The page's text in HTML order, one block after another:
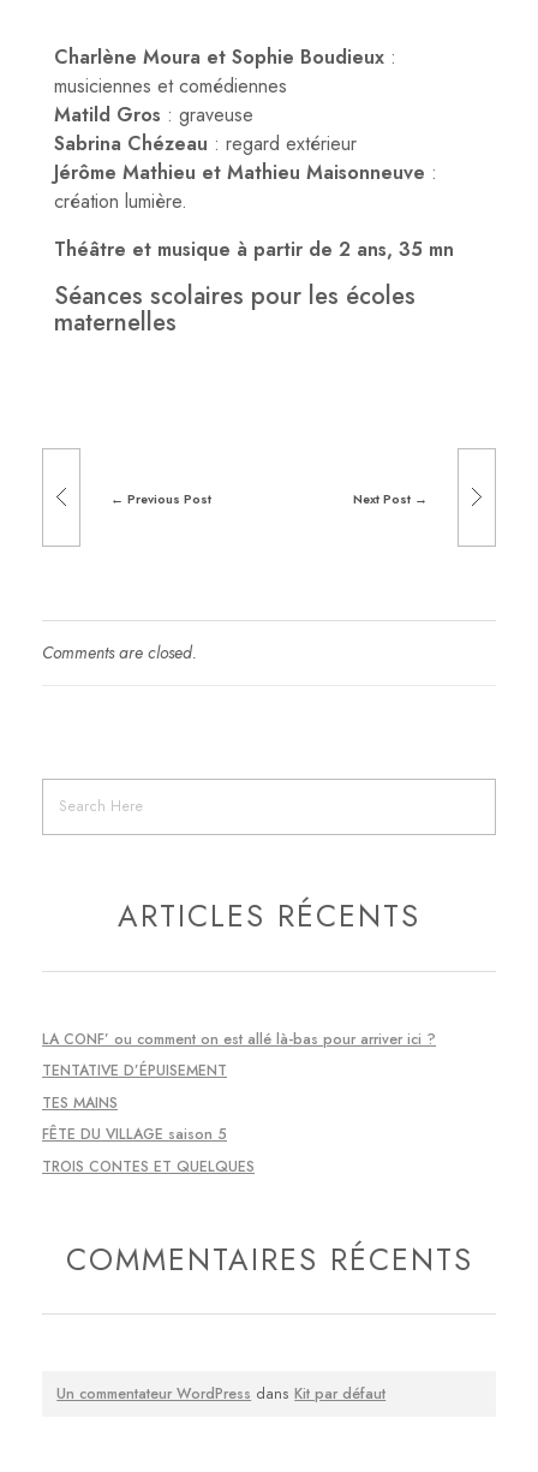
Charlène Moura et Sophie Boudieux :
musiciennes et comédiennes
Matild Gros : graveuse
Sabrina Chézeau : regard extérieur
Jérôme Mathieu et Mathieu Maisonneuve :
création lumière.
Théâtre et musique à partir de 2 ans, 35 mn
Séances scolaires pour les écoles
maternelles
Previous Post Next Post
Comments are closed.
ARTICLES RÉCENTS
LA CONF’ ou comment on est allé là-bas pour arriver ici ?
TENTATIVE D’ÉPUISEMENT
TES MAINS
FÊTE DU VILLAGE saison 5
TROIS CONTES ET QUELQUES
COMMENTAIRES RÉCENTS
Un commentateur WordPress dansKit par défaut